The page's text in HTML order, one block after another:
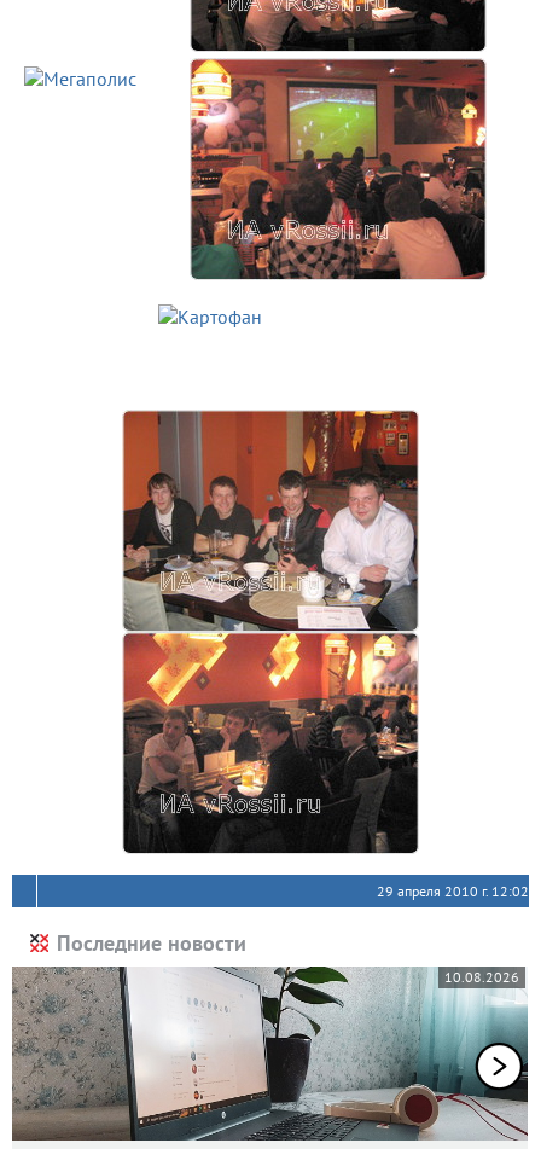
29 апреля 2010 г. 12:02
Последние новости
10.08.2026